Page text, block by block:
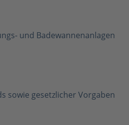
und Badewannenanlagen
sowie gesetzlicher Vorgaben